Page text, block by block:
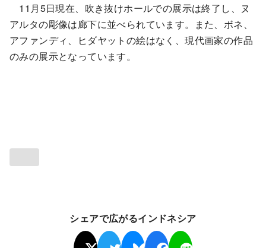
11月5日現在、吹き抜けホールでの展示は終了し、ヌ
アルタの彫像は廊下に並べられています。また、ボネ、
アファンディ、ヒダヤットの絵はなく、現代画家の作品
のみの展示となっています。
シェアで広がるインドネシア